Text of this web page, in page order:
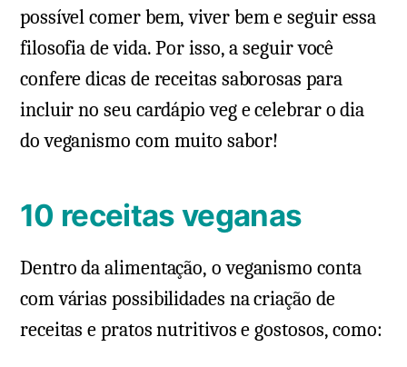
possível comer bem, viver bem e seguir essa
filosofia de vida. Por isso, a seguir você
confere dicas de receitas saborosas para
incluir no seu cardápio veg e celebrar o dia
do veganismo com muito sabor!
10 receitas veganas
Dentro da alimentação, o veganismo conta
com várias possibilidades na criação de
receitas e pratos nutritivos e gostosos, como: